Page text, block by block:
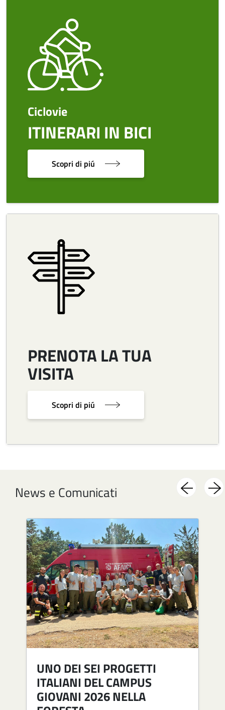
Image
Ciclovie
ITINERARI IN BICI
Scopri di piú
Image
PRENOTA LA TUA
VISITA
Scopri di piú
News e Comunicati
Image
UNO DEI SEI PROGETTI
ITALIANI DEL CAMPUS
GIOVANI 2026 NELLA